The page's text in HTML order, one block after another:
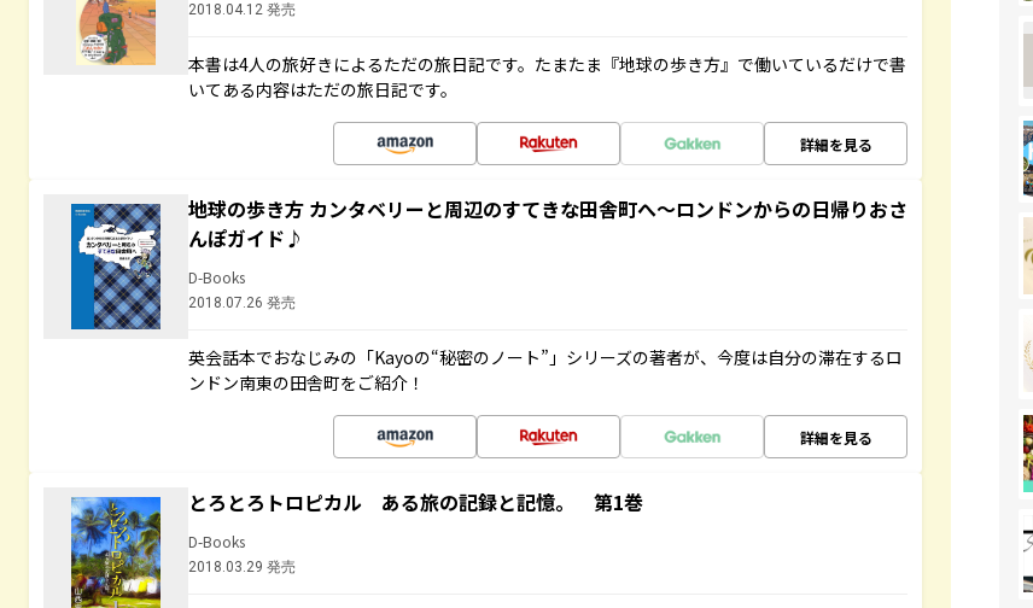
2018.04.12 発売
本書は4人の旅好きによるただの旅日記です。たまたま『地球の歩き方』で働いているだけで書
いてある内容はただの旅日記です。
詳細を見る
地球の歩き方 カンタベリーと周辺のすてきな田舎町へ～ロンドンからの日帰りおさ
んぽガイド♪
D-Books
2018.07.26 発売
英会話本でおなじみの「Kayoの“秘密のノート”」シリーズの著者が、今度は自分の滞在するロ
ンドン南東の田舎町をご紹介！
詳細を見る
とろとろトロピカル ある旅の記録と記憶。 第1巻
D-Books
2018.03.29 発売